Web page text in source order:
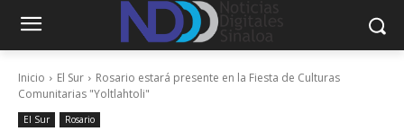
Inicio El Sur
Rosario estará presente en la Fiesta de Culturas
Comunitarias "Yoltlahtoli"
El Sur Rosario